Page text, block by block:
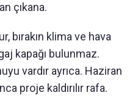
çıkana.
bırakın klima ve hava
kapağı bulunmaz.
vardır ayrıca. Haziran
proje kaldırılır rafa.